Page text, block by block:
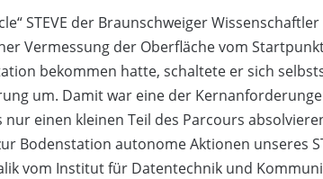
STEVE der Braunschweiger
Vermessung der Oberfläche vom
bekommen hatte, schaltete er sich
um. Damit war eine der
nur einen kleinen Teil des Parcours
Bodenstation autonome Aktionen unseres
vom Institut für Datentechnik und